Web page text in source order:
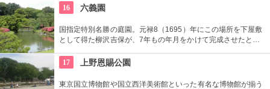
文化財にもなっている。
16 六義園
国指定特別名勝の庭園。元禄8（1695）年にこの場所を下屋敷
として得た柳沢吉保が、7年もの年月をかけて完成させたとい
で、江戸時代から小石川後楽園とで二大庭園とされていまし
た。日本庭園の良さを今に伝える名園です。
17 上野恩賜公園
東京国立博物館や国立西洋美術館といった有名な博物館が揃う